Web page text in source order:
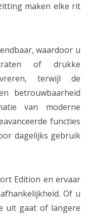
maken elke rit
waardoor u
of drukke
terwijl de
betrouwbaarheid
van moderne
functies
dagelijks gebruik
Edition en ervaar
Of u
uit gaat of langere